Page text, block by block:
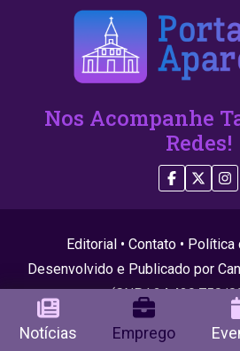
Nos Acompanhe
Redes!
Editorial • Contato• Política
Desenvolvido e Publicado por
(CNPJ 24.439.750/
© 2026 Todos os
Notícias Emprego